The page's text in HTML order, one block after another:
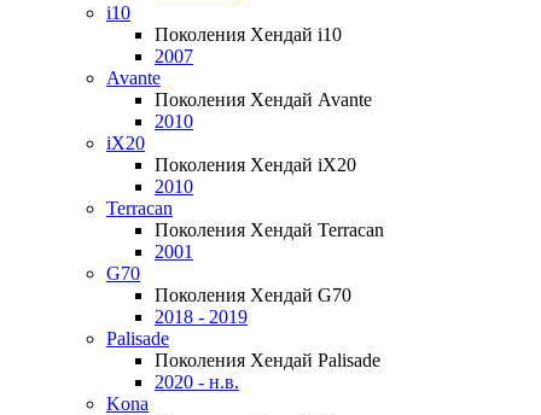
i10
Поколения Хендай i10
2007
Avante
Поколения Хендай Avante
2010
iX20
Поколения Хендай iX20
2010
Terracan
Поколения Хендай Terracan
2001
G70
Поколения Хендай G70
2018 - 2019
Palisade
Поколения Хендай Palisade
2020 - н.в.
Kona